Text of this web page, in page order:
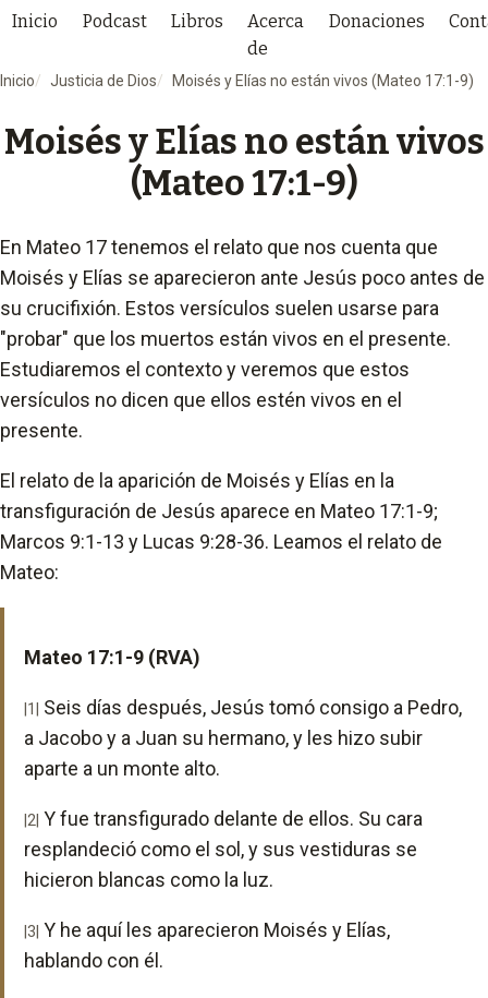
Inicio Podcast Libros
Acerca
de
Donaciones
Inicio Justicia de Dios Moisés y Elías no están vivos (Mateo 17:1-9)
Moisés y Elías no están vivos
(Mateo 17:1-9)
En Mateo 17 tenemos el relato que nos cuenta que
Moisés y Elías se aparecieron ante Jesús poco antes de
su crucifixión. Estos versículos suelen usarse para
"probar" que los muertos están vivos en el presente.
Estudiaremos el contexto y veremos que estos
versículos no dicen que ellos estén vivos en el
presente.
El relato de la aparición de Moisés y Elías en la
transfiguración de Jesús aparece en Mateo 17:1-9;
Marcos 9:1-13 y Lucas 9:28-36. Leamos el relato de
Mateo:
Mateo 17:1-9 (RVA)
|1|
Seis días después, Jesús tomó consigo a Pedro,
a Jacobo y a Juan su hermano, y les hizo subir
aparte a un monte alto.
|2| Y fue transfigurado delante de ellos. Su cara
resplandeció como el sol, y sus vestiduras se
hicieron blancas como la luz.
|3| Y he aquí les aparecieron Moisés y Elías,
hablando con él.